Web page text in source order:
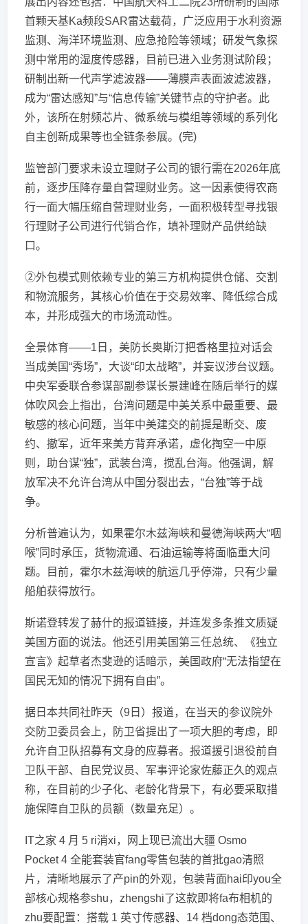
首颗天基Ka频段SAR雷达载荷，广泛应用于水利资源
监测、海洋环境监测、应急抢险等领域；研发气象探
测中常用的湿度传感器，目前已进入业务测试阶段；
研制出新一代声学滤波器——薄膜声表面波滤波器，
成为“雷达感知”与“信息传输”关键节点的守护者。此
外，该所在射频芯片、微系统与模组等领域的系列化
自主创新成果等也全链条参展。(完)
监管部门要求未设立理财子公司的银行需在2026年底
前，逐步压降存量自营理财业务。这一因素使得农商
行一面大幅压缩自营理财业务，一面积极转型寻找银
行理财子公司进行代销合作，填补理财产品供给缺
口。
②外包模式则依赖专业的第三方机构提供仓储、交割
和物流服务，其核心价值在于交易效率、降低综合成
本，并形成强大的市场流动性。
全景体育——1日，美防长奥斯汀把香格里拉对话会
当成美国“秀场”，大谈“印太战略”，并妄议涉台议题。
中央军委联合参谋部副参谋长景建峰在随后举行的媒
体吹风会上指出，台湾问题是中美关系中最重要、最
敏感的核心问题，当年中美建交的前提是断交、废
约、撤军，近年来美方背弃承诺，虚化掏空一中原
则，助台谋“独”，武装台湾，搅乱台海。他强调，解
放军决不允许台湾从中国分裂出去，“台独”等于战
争。
分析普遍认为，如果霍尔木兹海峡和曼德海峡两大“咽
喉”同时承压，货物流通、石油运输等将面临重大问
题。目前，霍尔木兹海峡的航运几乎停滞，只有少量
船舶获得放行。
斯诺登转发了赫什的报道链接，并连发多条推文质疑
美国方面的说法。他还引用美国第三任总统、《独立
宣言》起草者杰斐逊的话暗示，美国政府“无法指望在
国民无知的情况下拥有自由”。
据日本共同社昨天（9日）报道，在当天的参议院外
交防卫委员会上，防卫省提出了一项大胆的考虑，即
允许自卫队招募有文身的应募者。报道援引退役前自
卫队干部、自民党议员、军事评论家佐藤正久的观点
称，在目前的少子化、老龄化背景下，有必要采取措
施保障自卫队的员额（数量充足）。
IT之家 4 月 5 ri消xi，网上现已流出大疆 Osmo
Pocket 4 全能套装官fang零售包装的首批gao清照
片，清晰地展示了产pin的外观，包装背面hai印you全
部核心规格参shu，zhengshi了这款即将fa布相机的
zhu要配置：搭载 1 英寸传感器、14 档dong态范围、